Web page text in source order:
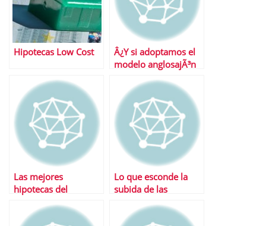
Hipotecas Low Cost
Â¿Y si adoptamos el
modelo anglosajÃ³n
hipoteca?
Las mejores
hipotecas del
Lo que esconde la
subida de las